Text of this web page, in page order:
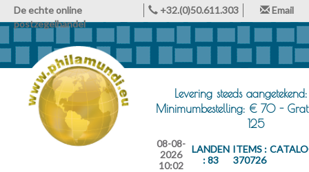
De echte online
postzegelhandel
+32.(0)50.611.303 Email
Levering steeds
Minimumbestelling: € 70 -
125
08-08-
2026
10:02
LANDEN
: 83
ITEMS :
370726